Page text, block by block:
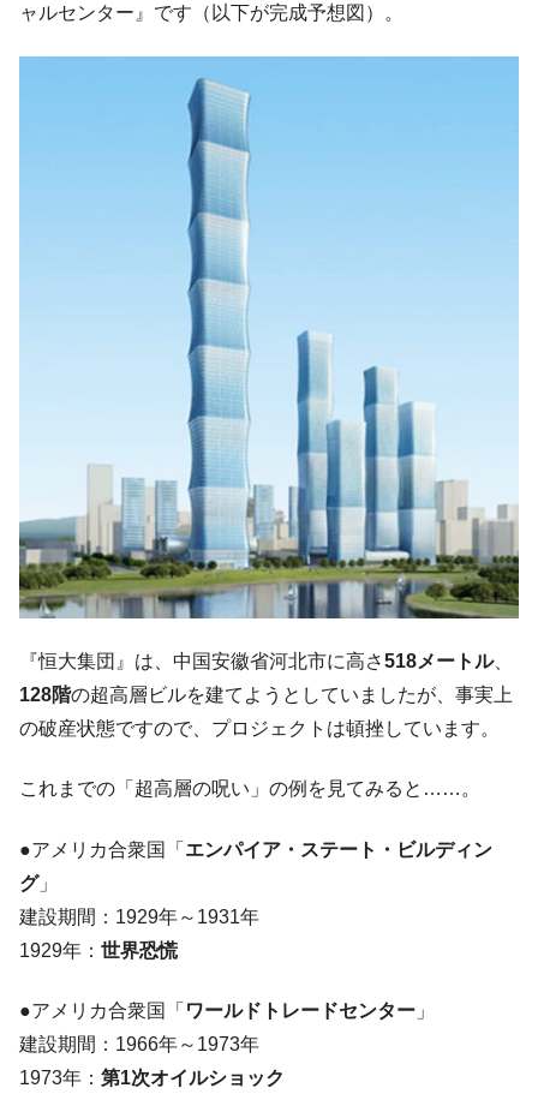
ぎ」では。
韓国鉄鋼最大手『POSCO』ズブズブ沈む。
営業利益80.2％も減少
米国下院「韓国の公務員個人をターゲット
にぶん殴る法案」提出！⇒ クーパン問題は合衆国企業に対
する差別。許してはおかぬ
韓国ボンクラ政策室長･金容範、株価暴落に
他人事のような発言。
韓国半導体『SKハイニックス』2026年2Qの
業績「史上最高益」当期純利益は前年同期比13.4倍に。
日本の誇る海洋資源調査船『白嶺』は先進技術の
夏の甲子園、優勝校を最も多く輩出している都道
今話題の「楽天ライオンズ」とは？
Fact1 奇跡の毛色「白毛馬」とは？
Fact1
全て勝つといくら？ 競馬GI競走で勝利騎手がもら
える賞金とは？
Fact1
発表から2日で大崩壊、鳴かず飛ばずに終わりそう
なスーパーリーグとは？
Fact1
日本人マスターズ挑戦の歴史。松山以前に最高位
Fact1
ャルセンター』です（以下が完成予想図）。
『恒大集団』は、中国安徽省河北市に高さ518メートル、
128階の超高層ビルを建てようとしていましたが、事実上
の破産状態ですので、プロジェクトは頓挫しています。
これまでの「超高層の呪い」の例を見てみると……。
●アメリカ合衆国「 エンパイア・ステート・ビルディン
グ」
建設期間：1929年～1931年
1929年： 世界恐慌
●アメリカ合衆国「 ワールドトレードセンター 」
建設期間：1966年～1973年
1973年： 第1次オイルショック